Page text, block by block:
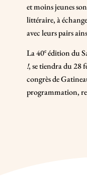
et moins jeunes
littéraire, à
avec leurs pairs
La 40eédition du
!, se tiendra du 28
congrès de
programmation,